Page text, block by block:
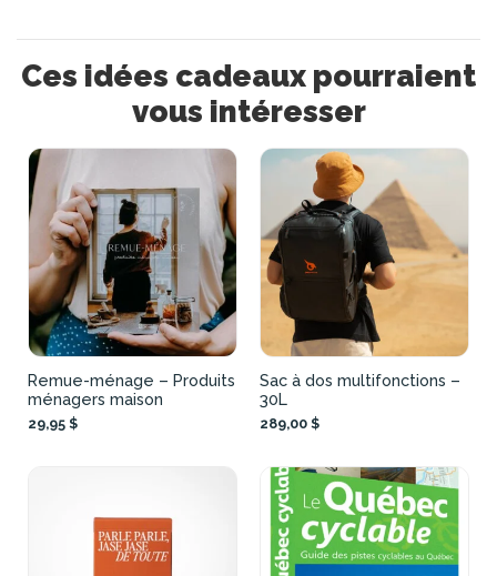
Ces idées cadeaux pourraient
vous intéresser
Remue-ménage – Produits
ménagers maison
29,95 $
Sac à dos multifonctions –
30L
289,00 $